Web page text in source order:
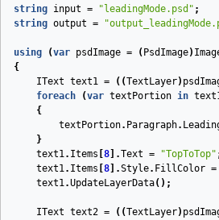
string input = "leadingMode.psd" ;
string output =
using (var psdImage = ( PsdImage)
{
IText text1 = ((TextLayer)
foreach
(var textPortion in
{
textPortion. Paragraph.
}
text1. Items 8 ].Text = "TopToTop"
text1. Items 8 ].Style. FillColor =
text1.UpdateLayerData();
IText text2 = ((TextLayer)